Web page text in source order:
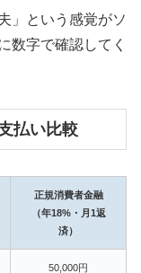
」という感覚がソ
数字で確認してく
払い比較
正規消費者金融
（年18%・月1返
済）
50,000円